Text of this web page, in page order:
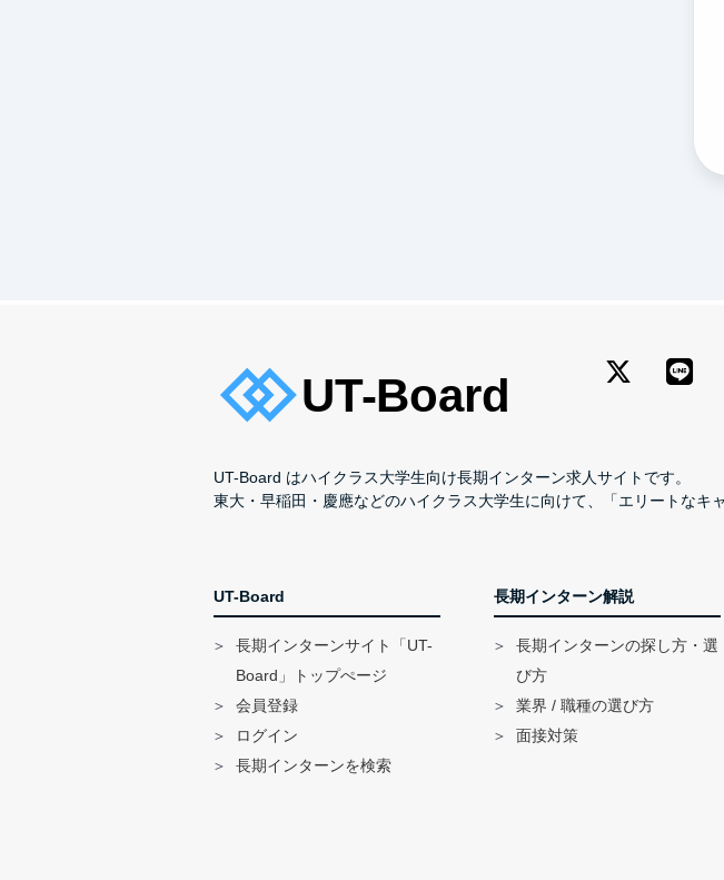
UT-Board はハイクラス大学生向け長期インターン求人サイトです。
東大・早稲田・慶應などのハイクラス大学生に向けて、「エリートなキ
UT-Board
長期インターンサイト「UT-
Board」トップぺージ
会員登録
ログイン
長期インターンを検索
長期インターン解説
長期インターンの探し方・選
び方
業界 / 職種の選び方
面接対策